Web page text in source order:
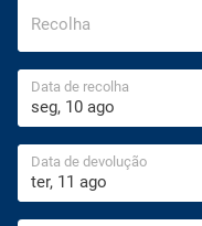
Recolha
Data de recolha
Data de devolução